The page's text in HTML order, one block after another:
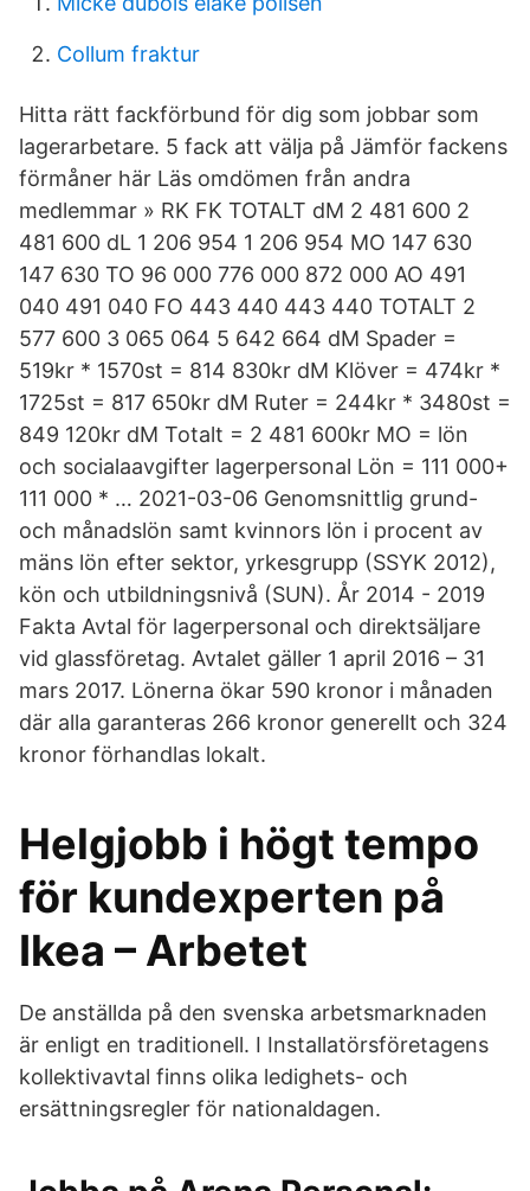
Collum fraktur
Hitta rätt fackförbund för dig som jobbar som
lagerarbetare. 5 fack att välja på Jämför fackens
förmåner här Läs omdömen från andra
medlemmar » RK FK TOTALT dM 2 481 600 2
481 600 dL 1 206 954 1 206 954 MO 147 630
147 630 TO 96 000 776 000 872 000 AO 491
040 491 040 FO 443 440 443 440 TOTALT 2
577 600 3 065 064 5 642 664 dM Spader =
519kr * 1570st = 814 830kr dM Klöver = 474kr *
1725st = 817 650kr dM Ruter = 244kr * 3480st =
849 120kr dM Totalt = 2 481 600kr MO = lön
och socialaavgifter lagerpersonal Lön = 111 000+
111 000 * … 2021-03-06 Genomsnittlig grund-
och månadslön samt kvinnors lön i procent av
mäns lön efter sektor, yrkesgrupp (SSYK 2012),
kön och utbildningsnivå (SUN). År 2014 - 2019
Fakta Avtal för lagerpersonal och direktsäljare
vid glassföretag. Avtalet gäller 1 april 2016 – 31
mars 2017. Lönerna ökar 590 kronor i månaden
där alla garanteras 266 kronor generellt och 324
kronor förhandlas lokalt.
Helgjobb i högt tempo
för kundexperten på
Ikea – Arbetet
De anställda på den svenska arbetsmarknaden
är enligt en traditionell. I Installatörsföretagens
kollektivavtal finns olika ledighets- och
ersättningsregler för nationaldagen.